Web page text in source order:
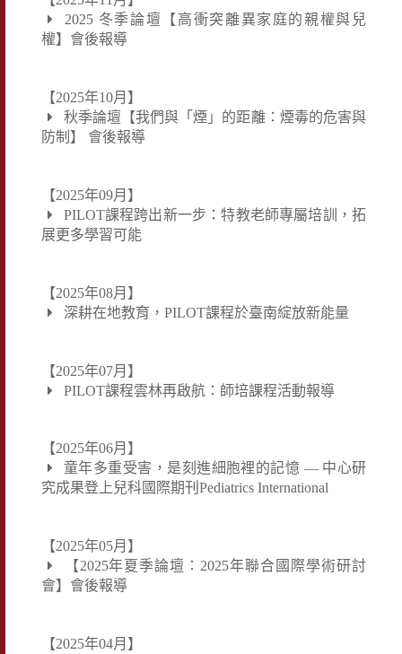
2025 冬季論壇【高衝突離異家庭的親權與兒
權】會後報導
【2025年10月】
秋季論壇【我們與「煙」的距離：煙毒的危害與
防制】 會後報導
【2025年09月】
PILOT課程跨出新一步：特教老師專屬培訓，拓
展更多學習可能
【2025年08月】
深耕在地教育，PILOT課程於臺南綻放新能量
【2025年07月】
PILOT課程雲林再啟航：師培課程活動報導
【2025年06月】
童年多重受害，是刻進細胞裡的記憶 — 中心研
究成果登上兒科國際期刊Pediatrics International
【2025年05月】
【2025年夏季論壇：2025年聯合國際學術研討
會】會後報導
【2025年04月】